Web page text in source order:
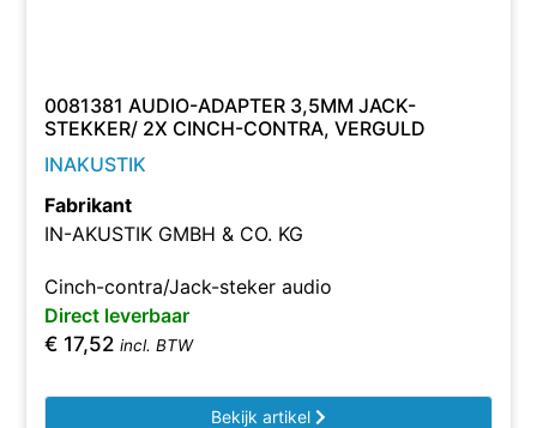
0081381 AUDIO-ADAPTER 3,5MM JACK-
STEKKER/ 2X CINCH-CONTRA, VERGULD
INAKUSTIK
Fabrikant
IN-AKUSTIK GMBH & CO. KG
Cinch-contra/Jack-steker audio
Direct leverbaar
€ 17,52 incl. BTW
Bekijk artikel